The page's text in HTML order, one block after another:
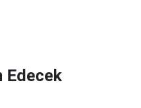
Edecek